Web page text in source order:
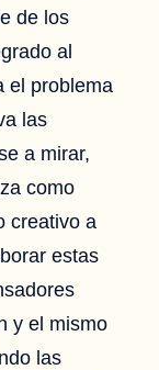
de los
al
el problema
las
a mirar,
como
creativo a
estas
y el mismo
las